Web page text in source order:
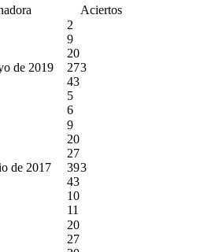
Aciertos
de 2019
2
9
20
27
43
5
6
3
de 2017
9
20
27
39
43
10
11
3
20
27